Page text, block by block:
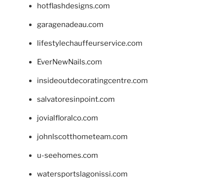
hotflashdesigns.com
garagenadeau.com
lifestylechauffeurservice.com
EverNewNails.com
insideoutdecoratingcentre.com
salvatoresinpoint.com
jovialfloralco.com
johnlscotthometeam.com
u-seehomes.com
watersportslagonissi.com